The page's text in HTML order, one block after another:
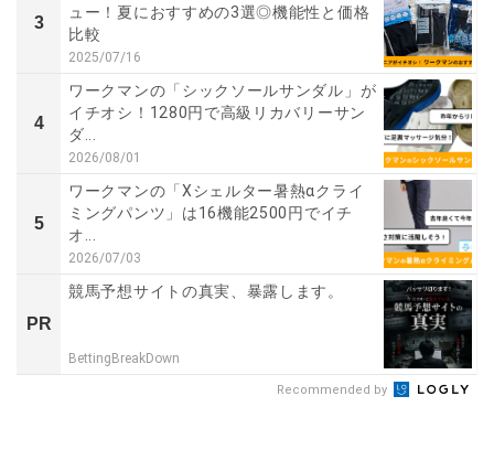
3
ュー！夏におすすめの3選◎機能性と価格
比較
2025/07/16
4
ワークマンの「シックソールサンダル」が
イチオシ！1280円で高級リカバリーサン
ダ...
2026/08/01
5
ワークマンの「Xシェルター暑熱αクライ
ミングパンツ」は16機能2500円でイチ
オ...
2026/07/03
PR
競馬予想サイトの真実、暴露します。
BettingBreakDown
Recommended by